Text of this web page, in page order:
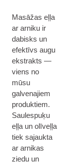
Masāžas eļļa
ar arniku ir
dabisks un
efektīvs augu
ekstrakts —
viens no
mūsu
galvenajiem
produktiem.
Saulespuķu
eļļa un olīveļļa
tiek sajaukta
ar arnikas
ziedu un